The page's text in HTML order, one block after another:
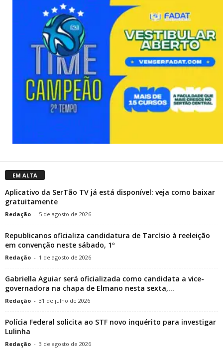
EM ALTA
Aplicativo da SerTão TV já está disponível: veja como baixar
gratuitamente
Redação - 5 de agosto de 2026
Republicanos oficializa candidatura de Tarcísio à reeleição
em convenção neste sábado, 1º
Redação - 1 de agosto de 2026
Gabriella Aguiar será oficializada como candidata a vice-
governadora na chapa de Elmano nesta sexta,...
Redação - 31 de julho de 2026
Polícia Federal solicita ao STF novo inquérito para investigar
Lulinha
Redação - 3 de agosto de 2026